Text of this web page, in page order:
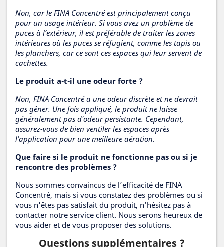
Non, car le FINA Concentré est principalement conçu
pour un usage intérieur. Si vous avez un problème de
puces à l’extérieur, il est préférable de traiter les zones
intérieures où les puces se réfugient, comme les tapis ou
les planchers, car ce sont ces espaces qui leur servent de
cachettes.
Le produit a-t-il une odeur forte ?
Non, FINA Concentré a une odeur discrète et ne devrait
pas gêner. Une fois appliqué, le produit ne laisse
généralement pas d'odeur persistante. Cependant,
assurez-vous de bien ventiler les espaces après
l’application pour une meilleure aération.
Que faire si le produit ne fonctionne pas ou si je
rencontre des problèmes ?
Nous sommes convaincus de l’efficacité de FINA
Concentré, mais si vous constatez des problèmes ou si
vous n'êtes pas satisfait du produit, n’hésitez pas à
contacter notre service client. Nous serons heureux de
vous aider et de vous proposer des solutions.
Questions supplémentaires ?